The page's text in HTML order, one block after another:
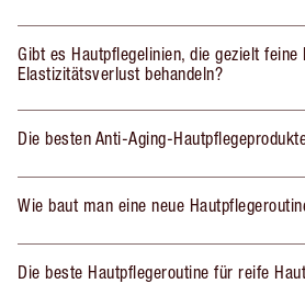
Gibt es Hautpflegelinien, die gezielt feine
Elastizitätsverlust behandeln?
Die besten Anti-Aging-
Wie baut man eine neue
Die beste Hautpflegeroutine für reife